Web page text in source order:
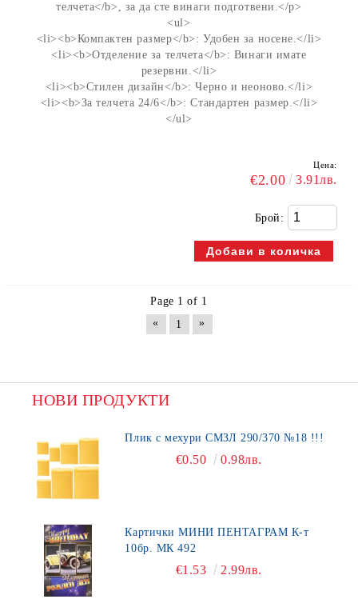
телчета</b>, за да сте винаги подготвени.</p>
<ul>
<li><b>Компактен размер</b>: Удобен за носене.</li>
<li><b>Отделение за телчета</b>: Винаги имате
резервни.</li>
<li><b>Стилен дизайн</b>: Черно и неоново.</li>
<li><b>За телчета 24/6</b>: Стандартен размер.</li>
</ul>
Цена:
€2.00 3.91лв.
Брой:
Page 1 of 1
«
1 »
НОВИ ПРОДУКТИ
Плик с мехури СМЗЛ 290/370 №18 !!!
€0.50 0.98лв.
Картички МИНИ ПЕНТАГРАМ К-т
10бр. МК 492
€1.53 2.99лв.